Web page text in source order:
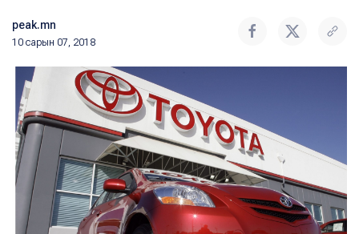
peak.mn
10 сарын 07, 2018